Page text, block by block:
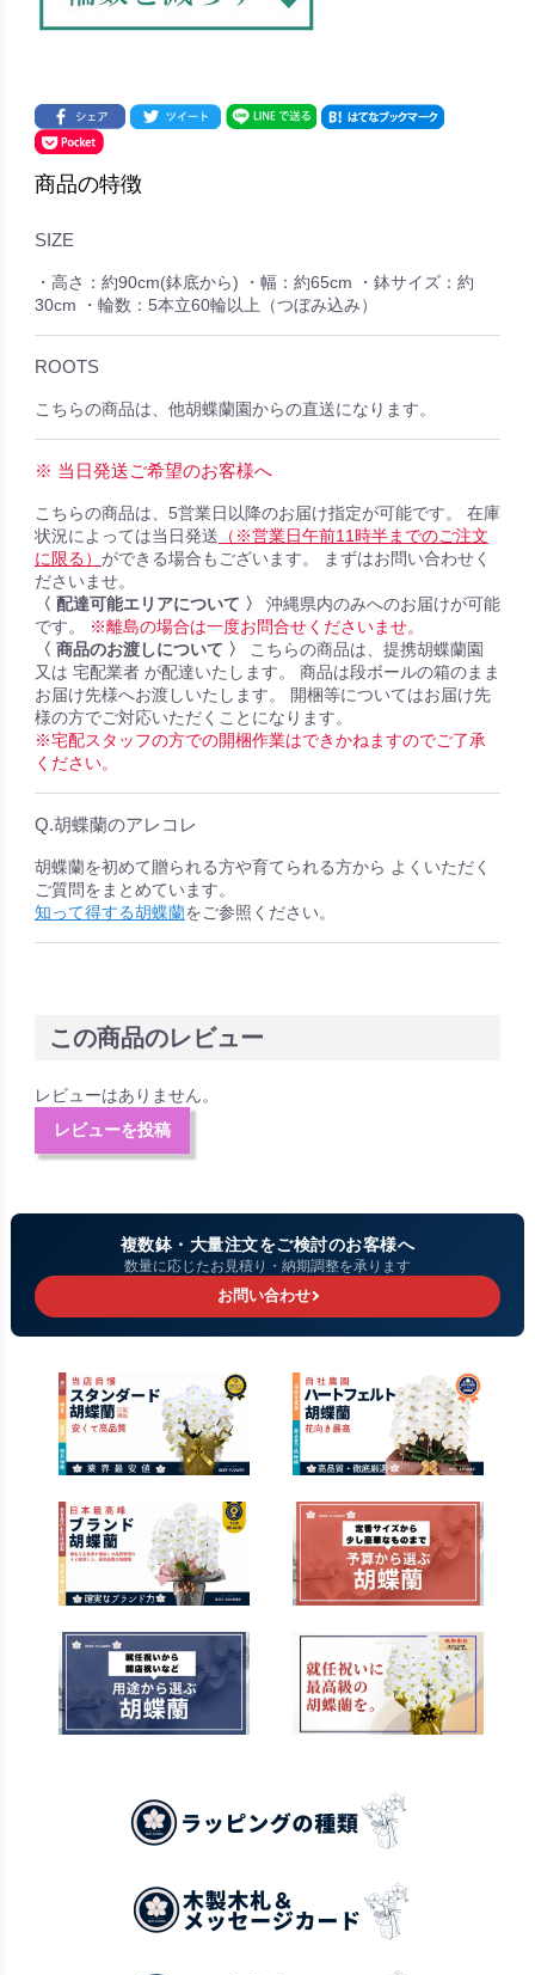
商品の特徴
SIZE
・高さ：約90cm(鉢底から) ・幅：約65cm ・鉢サイズ：約
30cm ・輪数：5本立60輪以上（つぼみ込み）
ROOTS
こちらの商品は、他胡蝶蘭園からの直送になります。
※ 当日発送ご希望のお客様へ
こちらの商品は、5営業日以降のお届け指定が可能です。 在庫
状況によっては当日発送 （※営業日午前11時半までのご注文
に限る） ができる場合もございます。 まずはお問い合わせく
ださいませ。
〈 配達可能エリアについて 〉
沖縄県内のみへのお届けが可能
です。
※離島の場合は一度お問合せくださいませ。
〈 商品のお渡しについて 〉
こちらの商品は、提携胡蝶蘭園
又は 宅配業者 が配達いたします。 商品は段ボールの箱のまま
お届け先様へお渡しいたします。 開梱等についてはお届け先
様の方でご対応いただくことになります。
※宅配スタッフの方での開梱作業はできかねますのでご了承
ください。
Q.胡蝶蘭のアレコレ
胡蝶蘭を初めて贈られる方や育てられる方から よくいただく
ご質問をまとめています。
知って得する胡蝶蘭をご参照ください。
この商品のレビュー
レビューはありません。
レビューを投稿
複数鉢・大量注文をご検討のお客様へ
数量に応じたお見積り・納期調整を承ります
お問い合わせ